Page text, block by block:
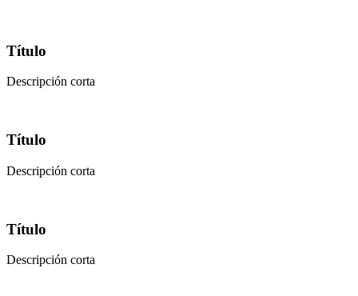
Título
Descripción corta
Título
Descripción corta
Título
Descripción corta